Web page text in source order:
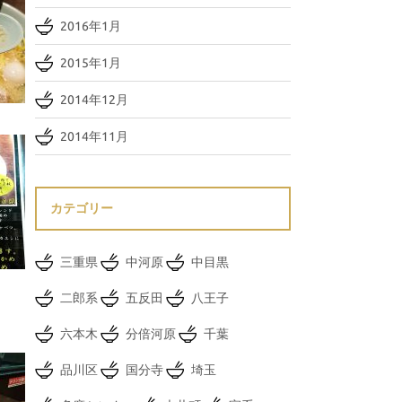
2016年1月
2015年1月
2014年12月
2014年11月
カテゴリー
三重県 中河原 中目黒
二郎系 五反田 八王子
六本木 分倍河原 千葉
品川区 国分寺 埼玉